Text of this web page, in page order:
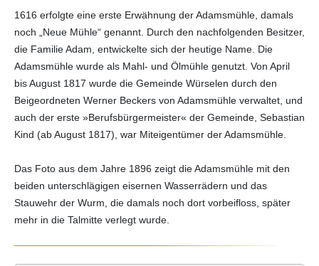
1616 erfolgte eine erste Erwähnung der Adamsmühle, damals
noch „Neue Mühle“ genannt. Durch den nachfolgenden Besitzer,
die Familie Adam, entwickelte sich der heutige Name. Die
Adamsmühle wurde als Mahl- und Ölmühle genutzt. Von April
bis August 1817 wurde die Gemeinde Würselen durch den
Beigeordneten Werner Beckers von Adamsmühle verwaltet, und
auch der erste »Berufsbürgermeister« der Gemeinde, Sebastian
Kind (ab August 1817), war Miteigentümer der Adamsmühle.
Das Foto aus dem Jahre 1896 zeigt die Adamsmühle mit den
beiden unterschlägigen eisernen Wasserrädern und das
Stauwehr der Wurm, die damals noch dort vorbeifloss, später
mehr in die Talmitte verlegt wurde.